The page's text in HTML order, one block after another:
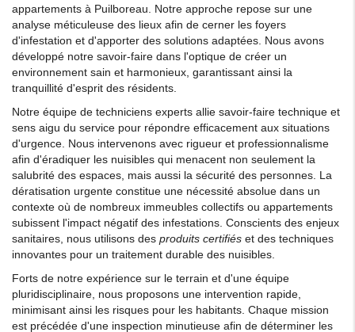
appartements à Puilboreau. Notre approche repose sur une
analyse méticuleuse des lieux afin de cerner les foyers
d'infestation et d'apporter des solutions adaptées. Nous avons
développé notre savoir-faire dans l'optique de créer un
environnement sain et harmonieux, garantissant ainsi la
tranquillité d'esprit des résidents.
Notre équipe de techniciens experts allie savoir-faire technique et
sens aigu du service pour répondre efficacement aux situations
d'urgence. Nous intervenons avec rigueur et professionnalisme
afin d'éradiquer les nuisibles qui menacent non seulement la
salubrité des espaces, mais aussi la sécurité des personnes. La
dératisation urgente constitue une nécessité absolue dans un
contexte où de nombreux immeubles collectifs ou appartements
subissent l'impact négatif des infestations. Conscients des enjeux
sanitaires, nous utilisons des produits certifiés et des techniques
innovantes pour un traitement durable des nuisibles.
Forts de notre expérience sur le terrain et d'une équipe
pluridisciplinaire, nous proposons une intervention rapide,
minimisant ainsi les risques pour les habitants. Chaque mission
est précédée d'une inspection minutieuse afin de déterminer les